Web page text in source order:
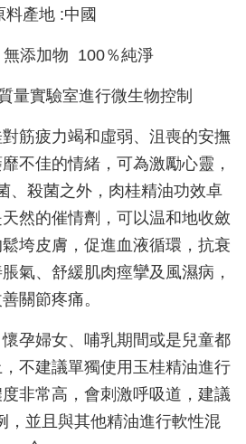
料產地 :中國
無添加物 100％純淨
量實驗室進行微生物控制
筋疲力竭和虛弱、沮喪的安撫
不佳的情緒，可為激勵心靈，
、殺菌之外，肉桂精油功效卓
然的催情劑，可以温和地收斂
垮皮膚，促進血液循環，抗衰
氣、舒緩肌肉痙攣及風濕病，
關節疼痛。
孕婦女、哺乳期間或是兒童都
不建議單獨使用玉桂精油進行
非常高，會刺激呼吸道，建議
，並且與其他精油進行軟性混